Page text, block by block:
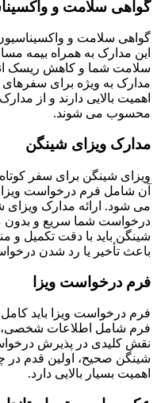
گواهی سلامت و
گواهی سلامت و
این مدارک به همراه بیمه
سلامت شما و کاهش ریسک
مدارک به ویژه برای سفرهای
اهمیت بالایی دارند و از
محسوب می شوند.
مدارک ویزای شینگن
ویزای شینگن برای سفر
آن شامل فرم درخواست
می شود. ارائه مدارک
درخواست شما سریع و
شینگن باید با دقت تکمیل و
باعث تأخیر یا رد شدن
فرم درخواست ویزا
فرم درخواست ویزا باید
فرم شامل اطلاعات
نقش کلیدی در پذیرش
شینگن صحیح، اولین قدم
اهمیت بسیار بالایی دارد.